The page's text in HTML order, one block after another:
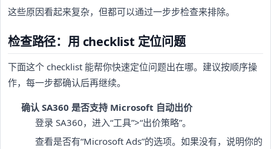
这些原因看起来复杂，但都可以通过一步步检查来排除。
检查路径：用 checklist 定位问题
下面这个 checklist 能帮你快速定位问题出在哪。建议按顺序操
作，每一步都确认后再继续。
确认 SA360 是否支持 Microsoft 自动出价
登录 SA360，进入“工具”>“出价策略”。
查看是否有“Microsoft Ads”的选项。如果没有，说明你的